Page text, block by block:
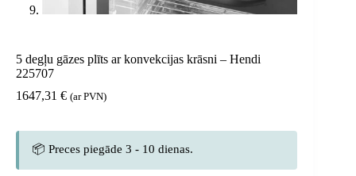
5 degļu gāzes plīts ar konvekcijas krāsni – Hendi
225707
1647,31 € (ar PVN)
📦 Preces piegāde 3 - 10 dienas.